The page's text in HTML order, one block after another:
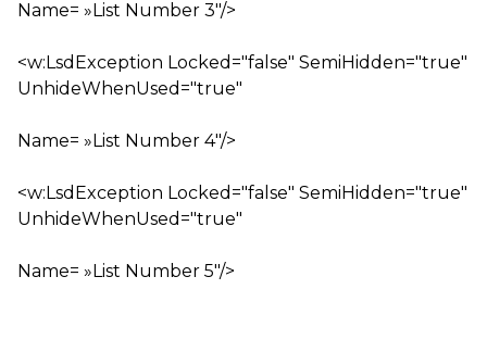
Name= »List Number 3″/>
<w:LsdException Locked="false" SemiHidden="true"
UnhideWhenUsed="true"
Name= »List Number 4″/>
<w:LsdException Locked="false" SemiHidden="true"
UnhideWhenUsed="true"
Name= »List Number 5″/>